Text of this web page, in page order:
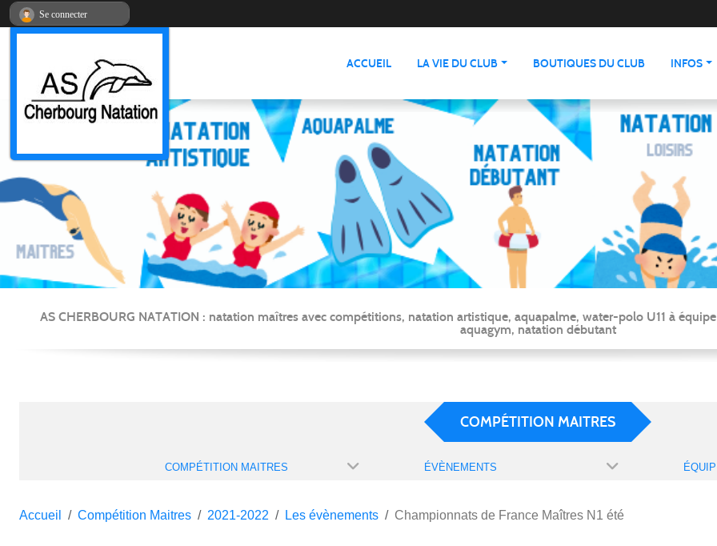
ACCUEIL LA VIE DU CLUB BOUTIQUES DU CLUB INFOS
AS CHERBOURG NATATION : natation maîtres avec compétitions, natation artistique, aquapalme, water-polo U11 à
aquagym, natation débutant
COMPÉTITION MAITRES
COMPÉTITION MAITRES ÉVÈNEMENTS
Accueil Compétition Maitres 2021-2022 Les évènements Championnats de France Maîtres N1 été
Se connecter
Panneau de gestion des cookies